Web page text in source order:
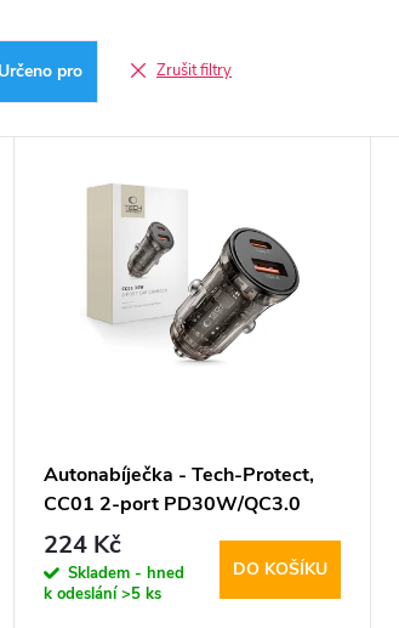
Určeno pro Zrušit filtry
Autonabíječka - Tech-Protect,
CC01 2-port PD30W/QC3.0
224 Kč
Skladem - hned
k odeslání>5 ks
DO KOŠÍKU